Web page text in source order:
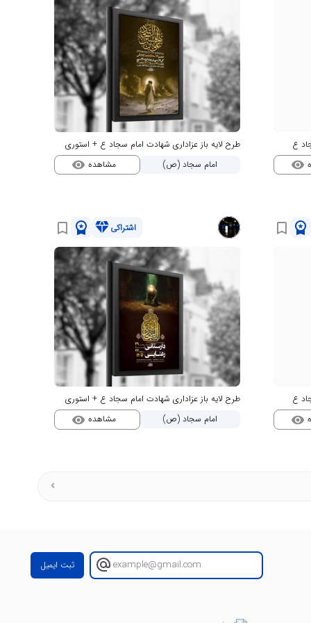
ع
visibility
طرح لایه باز عزاداری شهادت امام سجاد ع + استوری
امام سجاد (ص)
مشاهده visibility
workspace_premium
bookmark_border
ع
visibility
اشتراکیdiamond
workspace_premium
bookmark_border
طرح لایه باز عزاداری شهادت امام سجاد ع + استوری
امام سجاد (ص)
مشاهده visibility
ثبت ایمیل